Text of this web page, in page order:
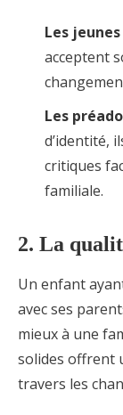
Les
acceptent
Les
d’identité,
critiques
familiale.
2. La
Un enfant
avec ses
mieux à une
solides offrent
travers les